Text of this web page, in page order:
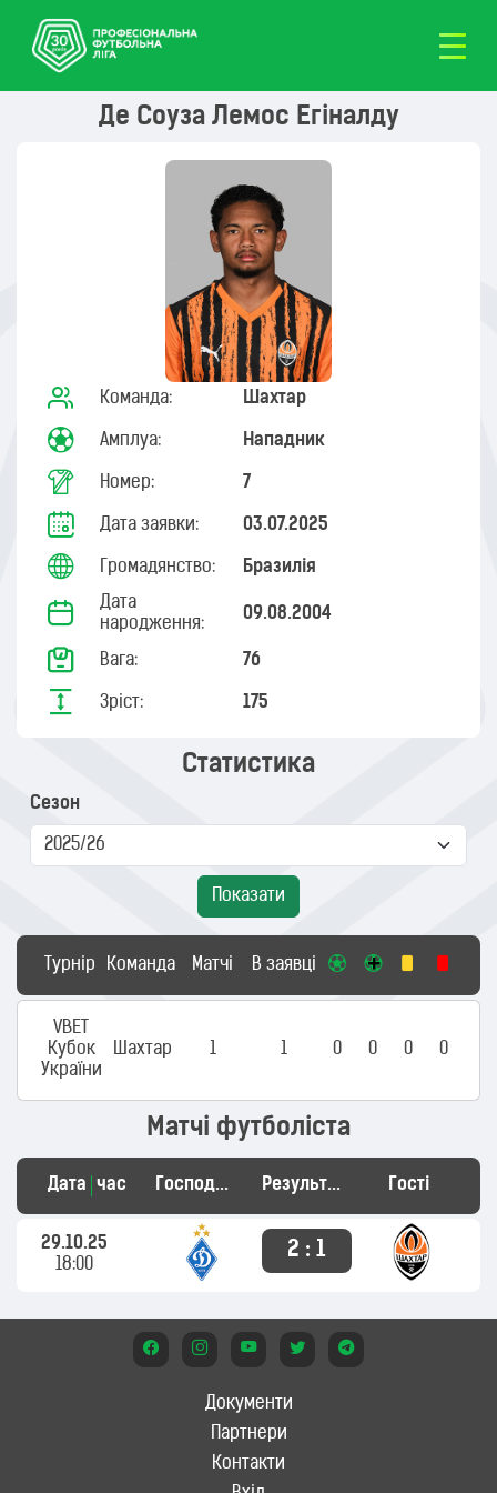
Де Соуза Лемос Егіналду
Команда: Шахтар
Амплуа: Нападник
Номер: 7
Дата заявки: 03.07.2025
Громадянство: Бразилія
Дата
народження:
09.08.2004
Вага: 76
Зріст: 175
Статистика
Сезон
Показати
Турнір Команда Матчі В заявці
VBET
Кубок
України
Шахтар 1 1 0 0 0 0
Матчі футболіста
Дата час Господарі Результат Гості
29.10.25
18:00
2 : 1
Документи
Партнери
Контакти